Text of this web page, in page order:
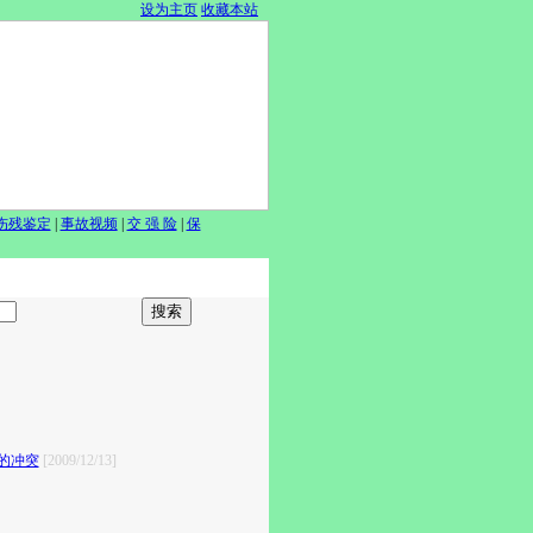
设为主页 收藏本站
残鉴定 事故视频 交 强 险
保
冲突 [2009/12/13]